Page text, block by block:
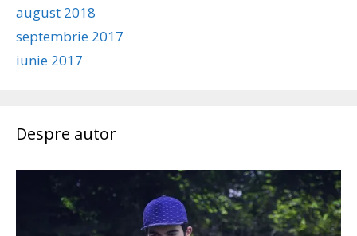
august 2018
septembrie 2017
iunie 2017
Despre autor